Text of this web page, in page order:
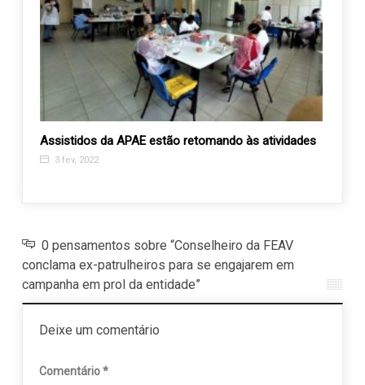
Assistidos da APAE estão retomando às atividades
3 fev, 2022
0 pensamentos sobre “Conselheiro da FEAV
conclama ex-patrulheiros para se engajarem em
campanha em prol da entidade”
Deixe um comentário
Comentário*